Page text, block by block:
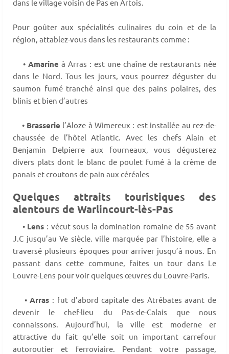
dans le village voisin de Pas en Artois.
Pour goûter aux spécialités culinaires du coin et de la
région, attablez-vous dans les restaurants comme :
• Amarine à Arras : est une chaîne de restaurants née
dans le Nord. Tous les jours, vous pourrez déguster du
saumon fumé tranché ainsi que des pains polaires, des
blinis et bien d’autres
• Brasserie l’Aloze à Wimereux : est installée au rez-de-
chaussée de l’hôtel Atlantic. Avec les chefs Alain et
Benjamin Delpierre aux fourneaux, vous dégusterez
divers plats dont le blanc de poulet fumé à la crème de
panais et croutons de pain aux céréales
Quelques attraits touristiques des
alentours de Warlincourt-lès-Pas
• Lens : vécut sous la domination romaine de 55 avant
J.C jusqu’au Ve siècle. ville marquée par l’histoire, elle a
traversé plusieurs époques pour arriver jusqu’à nous. En
passant dans cette commune, faites un tour dans Le
Louvre-Lens pour voir quelques œuvres du Louvre-Paris.
• Arras : fut d’abord capitale des Atrébates avant de
devenir le chef-lieu du Pas-de-Calais que nous
connaissons. Aujourd’hui, la ville est moderne er
attractive du fait qu’elle soit un important carrefour
autoroutier et ferroviaire. Pendant votre passage,